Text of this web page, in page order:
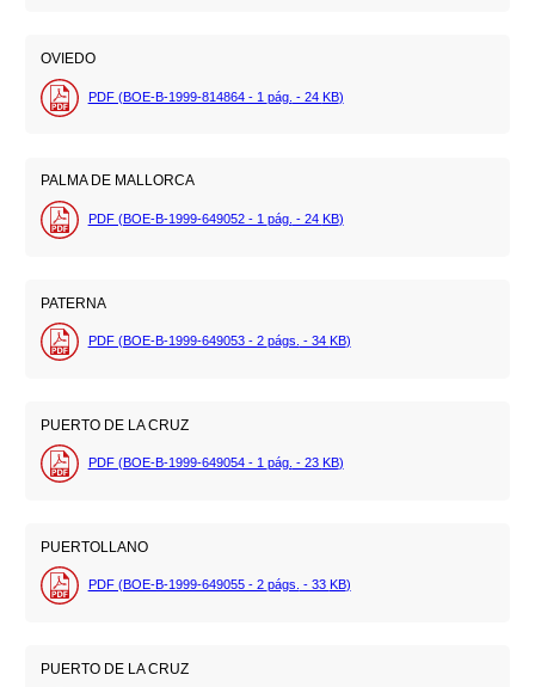
OVIEDO
PDF (BOE-B-1999-814864 - 1 pág. - 24 KB)
PALMA DE MALLORCA
PDF (BOE-B-1999-649052 - 1 pág. - 24 KB)
PATERNA
PDF (BOE-B-1999-649053 - 2 págs. - 34 KB)
PUERTO DE LA CRUZ
PDF (BOE-B-1999-649054 - 1 pág. - 23 KB)
PUERTOLLANO
PDF (BOE-B-1999-649055 - 2 págs. - 33 KB)
PUERTO DE LA CRUZ